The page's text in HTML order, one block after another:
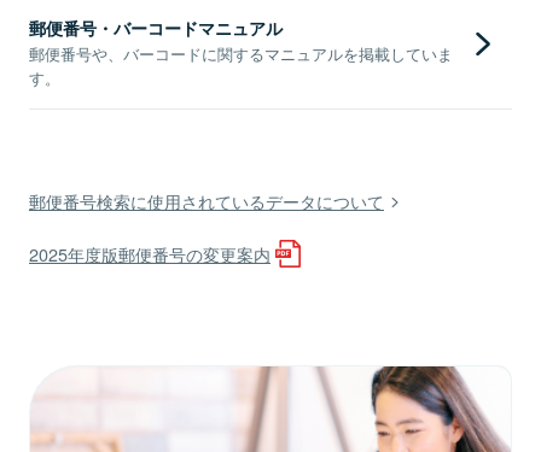
郵便番号・バーコードマニュアル
郵便番号や、バーコードに関するマニュアルを掲載していま
す。
郵便番号検索に使用されているデータについて
2025年度版郵便番号の変更案内